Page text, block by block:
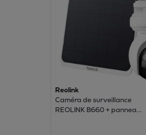
Reolink
Caméra de surveillance
REOLINK B660 + panneau